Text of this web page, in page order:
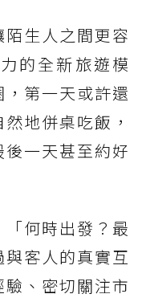
生人之間更容
的全新旅遊模
第一天或許還
地併桌吃飯，
一天甚至約好
何時出發？最
客人的真實互
、密切關注市